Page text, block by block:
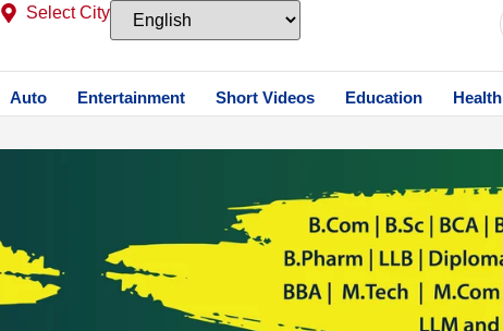
Select City
Auto Entertainment Short Videos Education Health